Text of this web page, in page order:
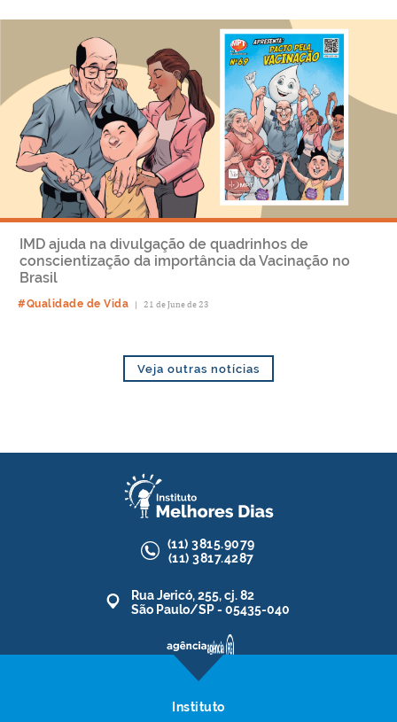
IMD ajuda na divulgação de quadrinhos de
conscientização da importância da Vacinação no
Brasil
#Qualidade de Vida | 21 de June de 23
Veja outras notícias
(11) 3815.9079
(11) 3817.4287
Rua Jericó, 255, cj. 82
São Paulo/SP - 05435-040
Instituto